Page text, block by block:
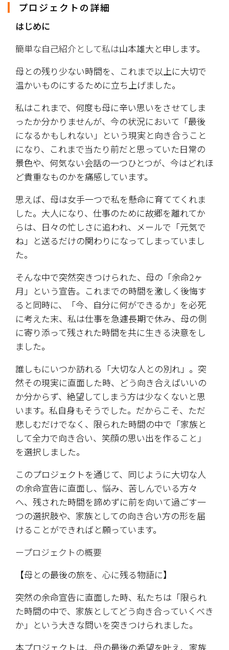
プロジェクトの詳細
はじめに
簡単な自己紹介として私は山本雄大と申します。
​母との残り少ない時間を、これまで以上に大切で
温かいものにするために立ち上げました。
​私はこれまで、何度も母に辛い思いをさせてしま
ったか分かりませんが、今の状況において「最後
になるかもしれない」という現実と向き合うこと
になり、これまで当たり前だと思っていた日常の
景色や、何気ない会話の一つひとつが、今はどれほ
ど貴重なものかを痛感しています。
​思えば、母は女手一つで私を懸命に育ててくれま
した。大人になり、仕事のために故郷を離れてか
らは、日々の忙しさに追われ、メールで「元気で
ね」と送るだけの関わりになってしまっていまし
た。
​そんな中で突然突きつけられた、母の「余命2ヶ
月」という宣告。これまでの時間を激しく後悔す
ると同時に、「今、自分に何ができるか」を必死
に考えた末、私は仕事を急遽長期で休み、母の側
に寄り添って残された時間を共に生きる決意をし
ました。
​誰しもにいつか訪れる「大切な人との別れ」。突
然その現実に直面した時、どう向き合えばいいの
か分からず、絶望してしまう方は少なくないと思
います。私自身もそうでした。だからこそ、ただ
悲しむだけでなく、限られた時間の中で「家族と
して全力で向き合い、笑顔の思い出を作ること」
を選択しました。
​このプロジェクトを通じて、同じように大切な人
の余命宣告に直面し、悩み、苦しんでいる方々
へ、残された時間を諦めずに前を向いて過ごす一
つの選択肢や、家族としての向き合い方の形を届
けることができればと願っています。
ープロジェクトの概要
​【母との最後の旅を、心に残る物語に】
​突然の余命宣告に直面した時、私たちは「限られ
た時間の中で、家族としてどう向き合っていくべき
か」という大きな問いを突きつけられました。
​本プロジェクトは、母の最後の希望を叶え、家族